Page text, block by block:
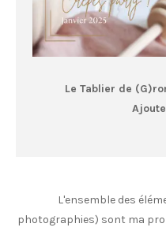
Le Tablier de
L'ensemble des
photographies) sont ma